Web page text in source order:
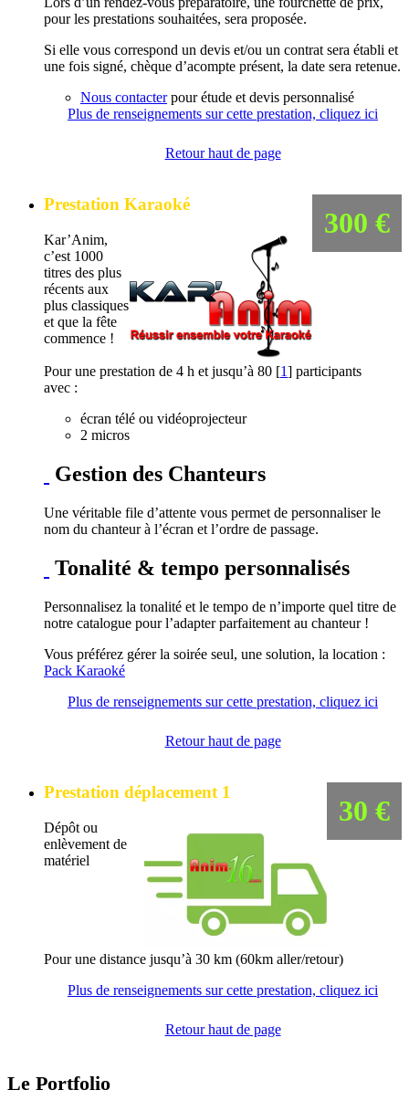
pour les prestations souhaitées, sera proposée.
Si elle vous correspond un devis et/ou un contrat sera établi et
une fois signé, chèque d’acompte présent, la date sera retenue.
Nous contacterpour étude et devis personnalisé
Plus de renseignements sur cette prestation, cliquez ici
Retour haut de page
300 €
Prestation Karaoké
Kar’Anim,
c’est 1000
titres des plus
récents aux
plus classiques
et que la fête
commence !
Pour une prestation de 4 h et jusqu’à 80 [1] participants
avec :
écran télé ou vidéoprojecteur
2 micros
Gestion des Chanteurs
Une véritable file d’attente vous permet de personnaliser le
nom du chanteur à l’écran et l’ordre de passage.
Tonalité & tempo personnalisés
Personnalisez la tonalité et le tempo de n’importe quel titre de
notre catalogue pour l’adapter parfaitement au chanteur !
Vous préférez gérer la soirée seul, une solution, la location :
Pack Karaoké
Plus de renseignements sur cette prestation, cliquez ici
Retour haut de page
30 €
Prestation déplacement 1
Dépôt ou
enlèvement de
matériel
Pour une distance jusqu’à 30 km (60km aller/retour)
Plus de renseignements sur cette prestation, cliquez ici
Retour haut de page
Le Portfolio